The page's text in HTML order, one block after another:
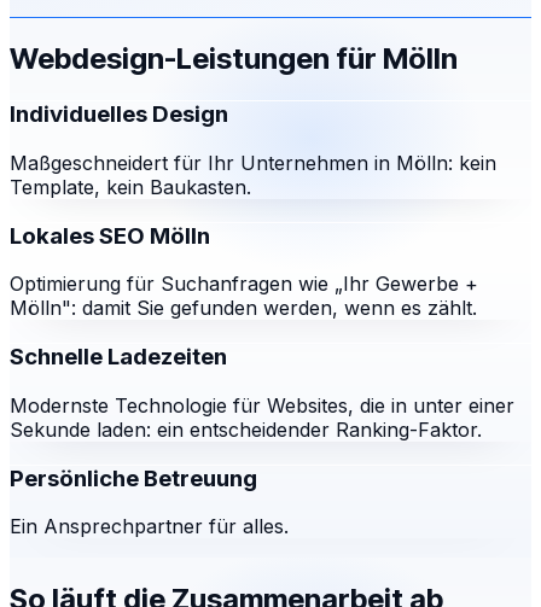
Webdesign-Leistungen für Mölln
Individuelles Design
Maßgeschneidert für Ihr Unternehmen in Mölln: kein
Template, kein Baukasten.
Lokales SEO Mölln
Optimierung für Suchanfragen wie „Ihr Gewerbe +
Mölln": damit Sie gefunden werden, wenn es zählt.
Schnelle Ladezeiten
Modernste Technologie für Websites, die in unter einer
Sekunde laden: ein entscheidender Ranking-Faktor.
Persönliche Betreuung
Ein Ansprechpartner für alles.
So läuft die Zusammenarbeit ab